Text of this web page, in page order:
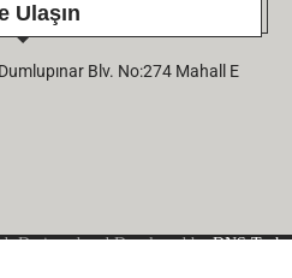
Ulaşın
Blv. No:274 Mahall E
Designed and Developed byDNS Tech